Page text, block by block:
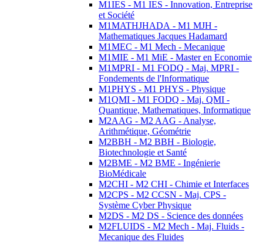
M1IES - M1 IES - Innovation, Entreprise
et Société
M1MATHJHADA - M1 MJH -
Mathematiques Jacques Hadamard
M1MEC - M1 Mech - Mecanique
M1MIE - M1 MiE - Master en Economie
M1MPRI - M1 FODQ - Maj. MPRI -
Fondements de l'Informatique
M1PHYS - M1 PHYS - Physique
M1QMI - M1 FODQ - Maj. QMI -
Quantique, Mathematiques, Informatique
M2AAG - M2 AAG - Analyse,
Arithmétique, Géométrie
M2BBH - M2 BBH - Biologie,
Biotechnologie et Santé
M2BME - M2 BME - Ingénierie
BioMédicale
M2CHI - M2 CHI - Chimie et Interfaces
M2CPS - M2 CCSN - Maj. CPS -
Système Cyber Physique
M2DS - M2 DS - Science des données
M2FLUIDS - M2 Mech - Maj. Fluids -
Mecanique des Fluides